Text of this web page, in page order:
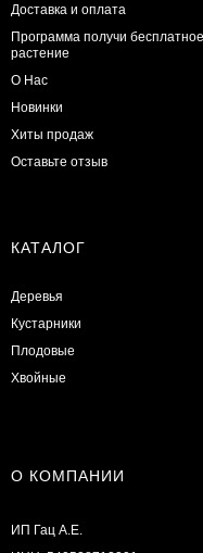
Доставка и оплата
Программа получи бесплатное
растение
О Нас
Новинки
Хиты продаж
Оставьте отзыв
КАТАЛОГ
Деревья
Кустарники
Плодовые
Хвойные
О КОМПАНИИ
ИП Гац А.Е.